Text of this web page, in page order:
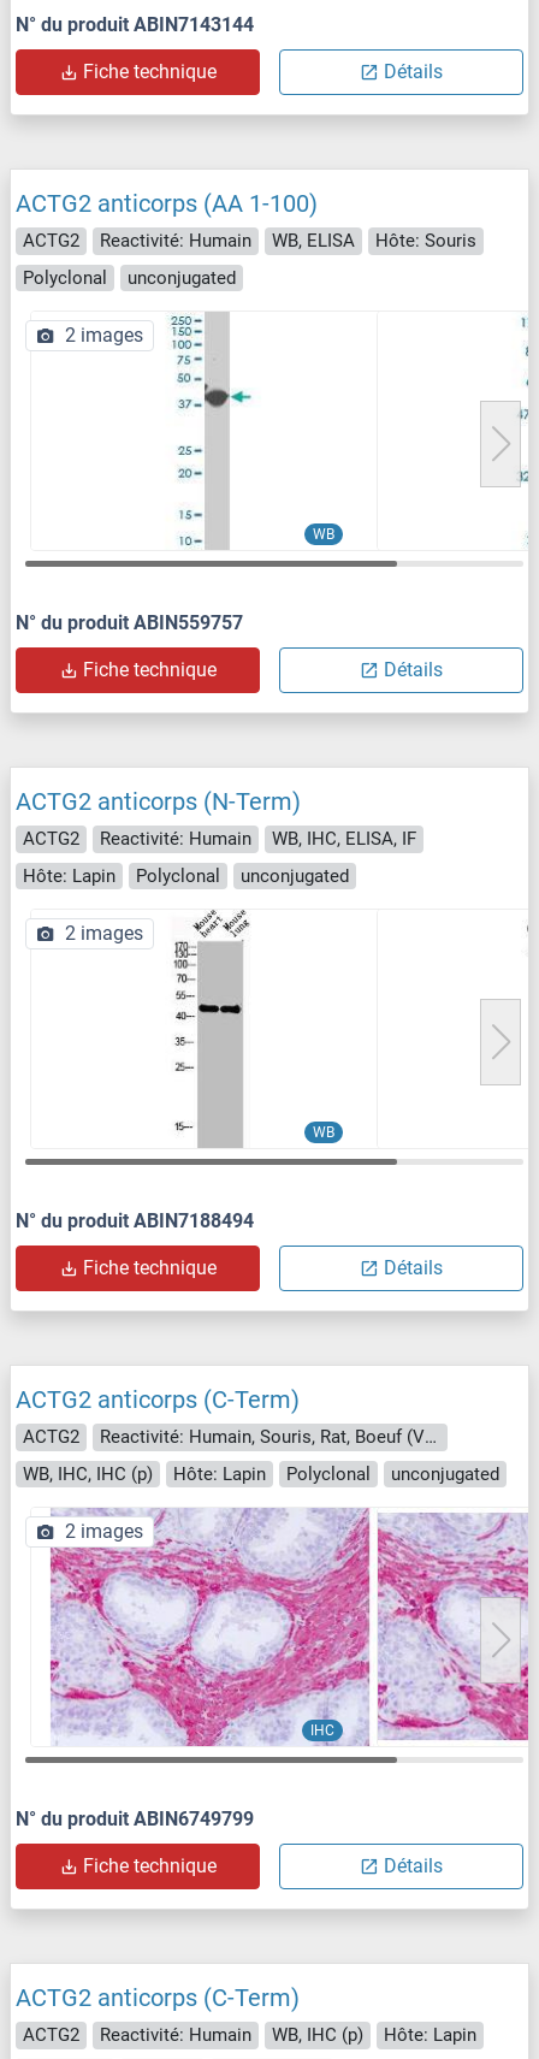
N° du produit ABIN7143144
Fiche technique Détails
ACTG2 anticorps (AA 1-100)
ACTG2 Reactivité: Humain WB, ELISA
Hôte: Souris
Polyclonal
unconjugated
WB
2 images
N° du produit ABIN559757
Fiche technique Détails
ACTG2 anticorps (N-Term)
ACTG2 Reactivité: Humain
WB, IHC, ELISA, IF
Hôte: Lapin
Polyclonal unconjugated
WB
2 images
N° du produit ABIN7188494
Fiche technique Détails
ACTG2 anticorps (C-Term)
ACTG2
Reactivité: Humain, Souris, Rat, Boeuf (Vache), Lapin, Poulet, Cheval, Cobaye, Singe, Porc, Xenopus laevis, Roussette (Chauve-souris)
WB, IHC, IHC (p)
Hôte: Lapin Polyclonal unconjugated
IHC
2 images
N° du produit ABIN6749799
Fiche technique Détails
ACTG2 anticorps (C-Term)
ACTG2 Reactivité: Humain WB, IHC (p)
Hôte: Lapin